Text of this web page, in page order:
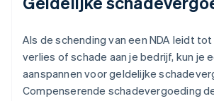
Als de schending van een NDA leidt
verlies of schade aan je bedrijf, kun je
aanspannen voor geldelijke
Compenserende schadevergoeding